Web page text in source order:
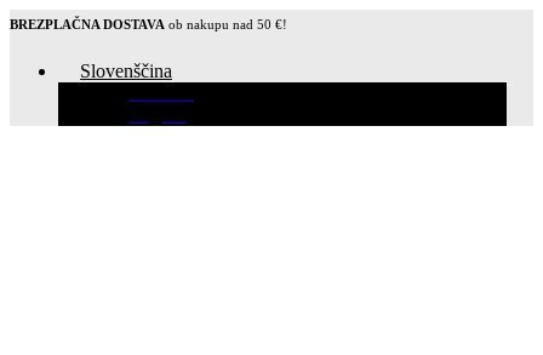
BREZPLAČNA DOSTAVA ob nakupu nad 50 €!
Slovenščina